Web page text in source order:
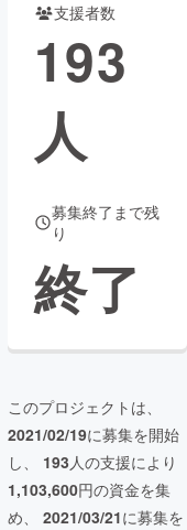
支援者数
193
人
募集終了まで残
り
終了
このプロジェクトは、
2021/02/19に募集を開始
し、 193人の支援により
1,103,600円の資金を集
め、 2021/03/21に募集を